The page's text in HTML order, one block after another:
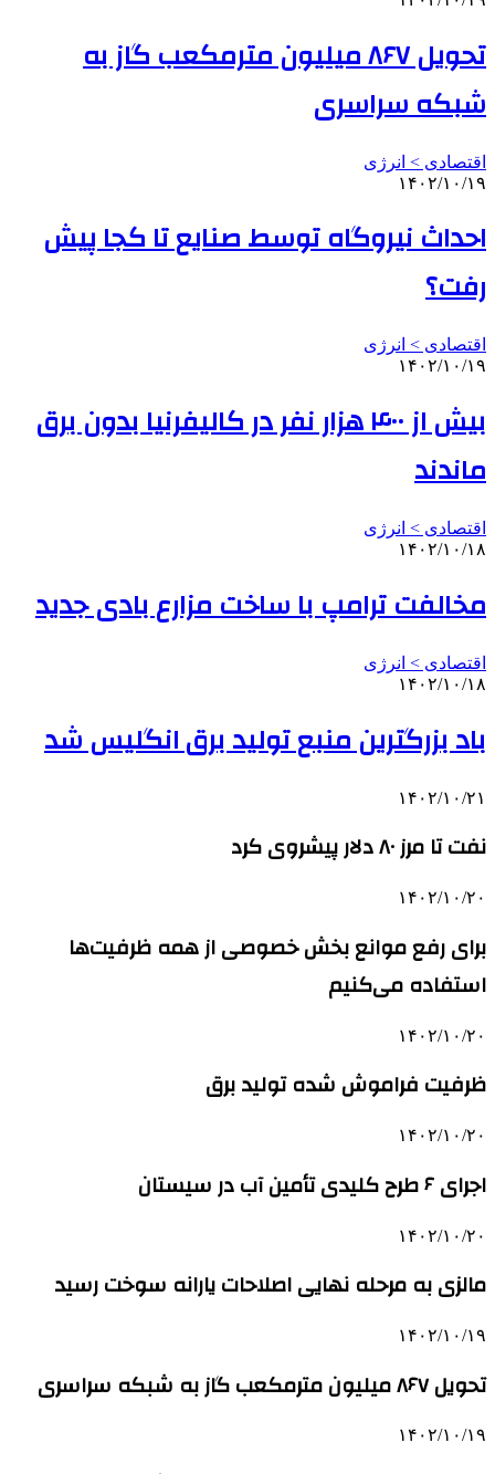
تحویل ۸۶۷ میلیون مترمکعب گاز به
شبکه سراسری
اقتصادی > انرژی
۱۴۰۲/۱۰/۱۹
احداث نیروگاه توسط صنایع تا کجا پیش
رفت؟
اقتصادی > انرژی
۱۴۰۲/۱۰/۱۹
بیش از ۴۰۰ هزار نفر در کالیفرنیا بدون برق
ماندند
اقتصادی > انرژی
۱۴۰۲/۱۰/۱۸
مخالفت ترامپ با ساخت مزارع بادی جدید
اقتصادی > انرژی
۱۴۰۲/۱۰/۱۸
باد بزرگترین منبع تولید برق انگلیس شد
۱۴۰۲/۱۰/۲۱
نفت تا مرز ۸۰ دلار پیشروی کرد
۱۴۰۲/۱۰/۲۰
برای رفع موانع بخش خصوصی از همه ظرفیت‌ها
استفاده می‌کنیم
۱۴۰۲/۱۰/۲۰
ظرفیت فراموش شده تولید برق
۱۴۰۲/۱۰/۲۰
اجرای ۶ طرح کلیدی تأمین آب در سیستان
۱۴۰۲/۱۰/۲۰
مالزی به مرحله نهایی اصلاحات یارانه سوخت رسید
۱۴۰۲/۱۰/۱۹
تحویل ۸۶۷ میلیون مترمکعب گاز به شبکه سراسری
۱۴۰۲/۱۰/۱۹